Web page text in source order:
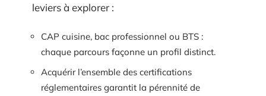
leviers à explorer :
CAP cuisine, bac professionnel ou BTS :
chaque parcours façonne un profil distinct.
Acquérir l’ensemble des certifications
réglementaires garantit la pérennité de